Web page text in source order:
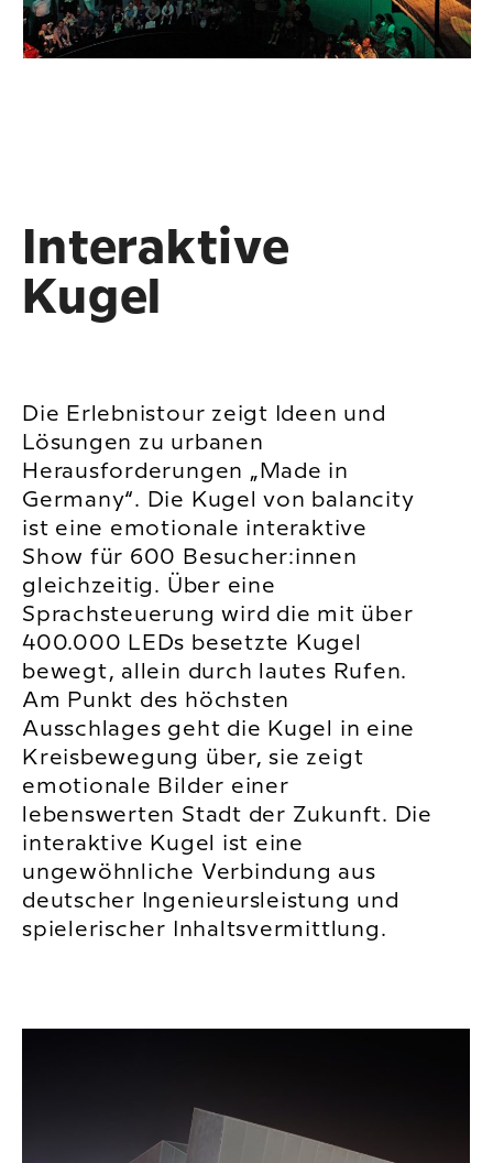
Interaktive
Kugel
Die Erlebnistour zeigt Ideen und
Lösungen zu urbanen
Herausforderungen „Made in
Germany“. Die Kugel von balancity
ist eine emotionale interaktive
Show für 600 Besucher:innen
gleichzeitig. Über eine
Sprachsteuerung wird die mit über
400.000 LEDs besetzte Kugel
bewegt, allein durch lautes Rufen.
Am Punkt des höchsten
Ausschlages geht die Kugel in eine
Kreisbewegung über, sie zeigt
emotionale Bilder einer
lebenswerten Stadt der Zukunft. Die
interaktive Kugel ist eine
ungewöhnliche Verbindung aus
deutscher Ingenieursleistung und
spielerischer Inhaltsvermittlung.